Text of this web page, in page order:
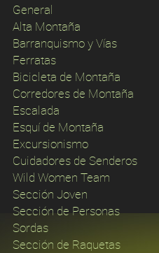
General
Alta Montaña
Barranquismo y Vías
Ferratas
Bicicleta de Montaña
Corredores de Montaña
Escalada
Esquí de Montaña
Excursionismo
Cuidadores de Senderos
Wild Women Team
Sección Joven
Sección de Personas
Sordas
Sección de Raquetas